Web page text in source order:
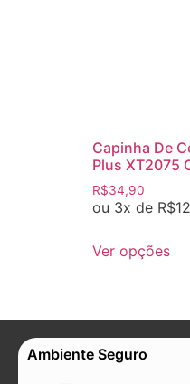
Capinha De
Plus XT2075
R$34,90
ou 3x de R$
Ver opções
Ambiente Seguro